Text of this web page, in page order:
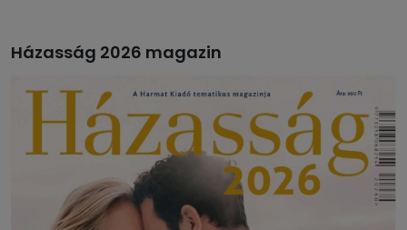
Házasság 2026 magazin